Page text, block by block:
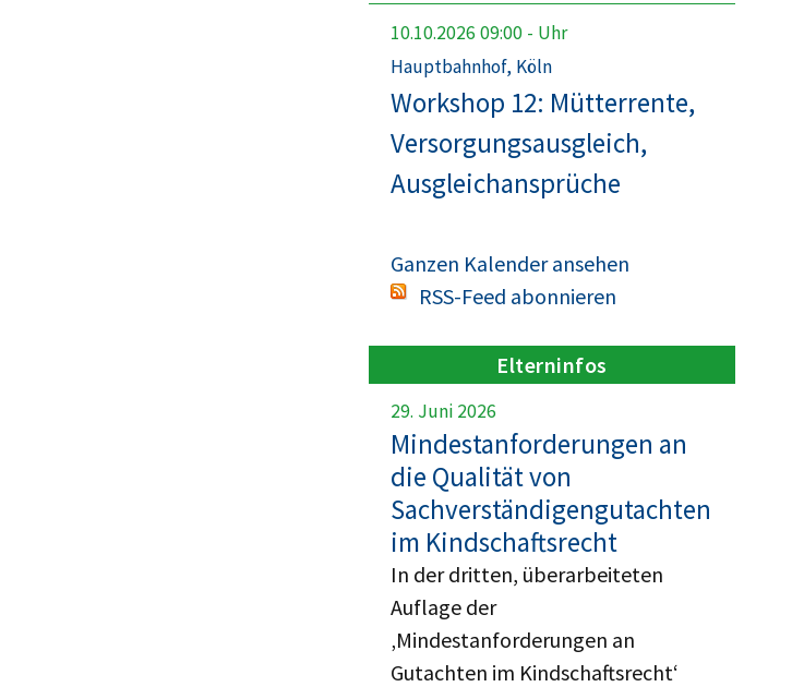
10.10.202609:00- Uhr
Hauptbahnhof, Köln
Workshop 12: Mütterrente,
Versorgungsausgleich,
Ausgleichansprüche
Ganzen Kalender ansehen
RSS-Feed abonnieren
Elterninfos
29. Juni 2026
Mindestanforderungen an
die Qualität von
Sachverständigengutachten
im Kindschaftsrecht
In der dritten, überarbeiteten
Auflage der
‚Mindestanforderungen an
Gutachten im Kindschaftsrecht‘